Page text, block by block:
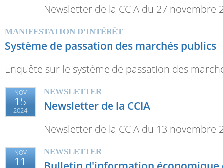
Newsletter de la CCIA du 27 novembre
MANIFESTATION D'INTÉRÊT
Système de passation des marchés publics
Enquête sur le système de passation des
NOV
15
2024
NEWSLETTER
Newsletter de la CCIA
Newsletter de la CCIA du 13 novembre
NOV
11
NEWSLETTER